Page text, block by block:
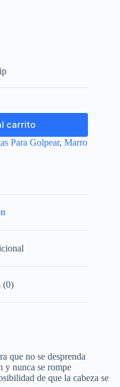
carrito
Para Golpear, Marro
(0)
que no se desprenda
nunca se rompe
de que la cabeza se